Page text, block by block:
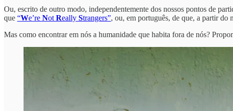
Ou, escrito de outro modo, independentemente dos nossos pontos de
que “We’re Not Really Strangers”, ou, em português, de que, a partir do
Mas como encontrar em nós a humanidade que habita fora de nós?